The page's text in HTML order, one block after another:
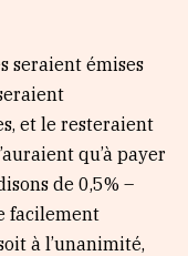
seraient émises
et le resteraient
qu’à payer
de 0,5% –
facilement
à l’unanimité,